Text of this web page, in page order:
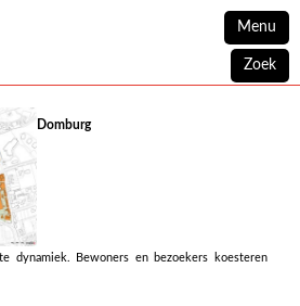
Menu
Zoek
Domburg
dynamiek. Bewoners en bezoekers koesteren